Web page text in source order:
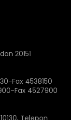
20151
Fax 4538150
Fax 4527900